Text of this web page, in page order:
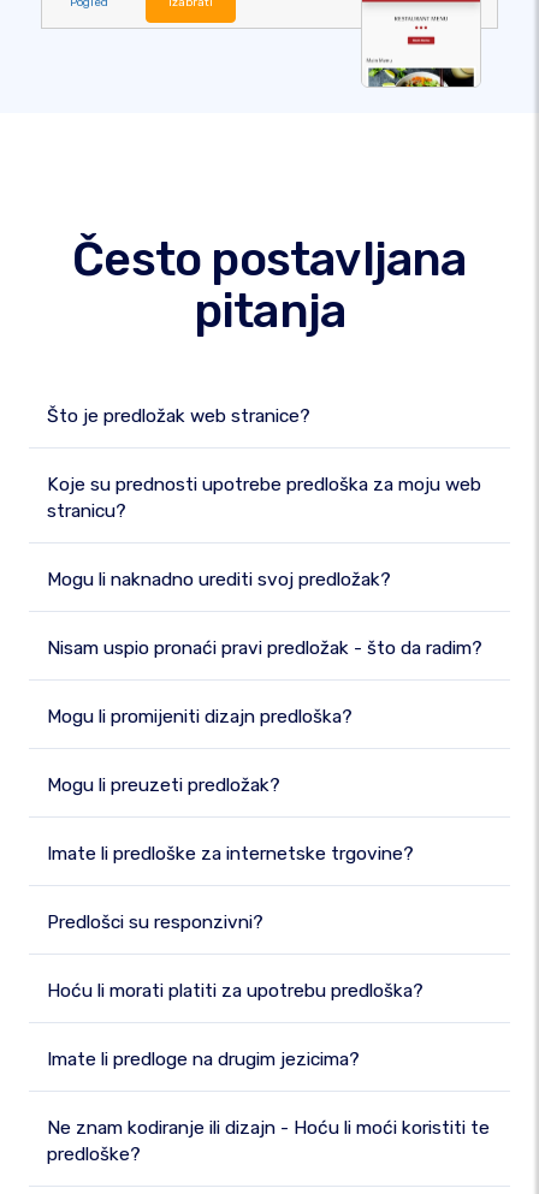
Često postavljana
pitanja
Što je predložak web stranice?
Koje su prednosti upotrebe predloška za moju web
stranicu?
Mogu li naknadno urediti svoj predložak?
Nisam uspio pronaći pravi predložak - što da radim?
Mogu li promijeniti dizajn predloška?
Mogu li preuzeti predložak?
Imate li predloške za internetske trgovine?
Predlošci su responzivni?
Hoću li morati platiti za upotrebu predloška?
Imate li predloge na drugim jezicima?
Ne znam kodiranje ili dizajn - Hoću li moći koristiti te
predloške?